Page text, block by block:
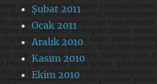
Şubat 2011
Ocak 2011
Aralık 2010
Kasım 2010
Ekim 2010